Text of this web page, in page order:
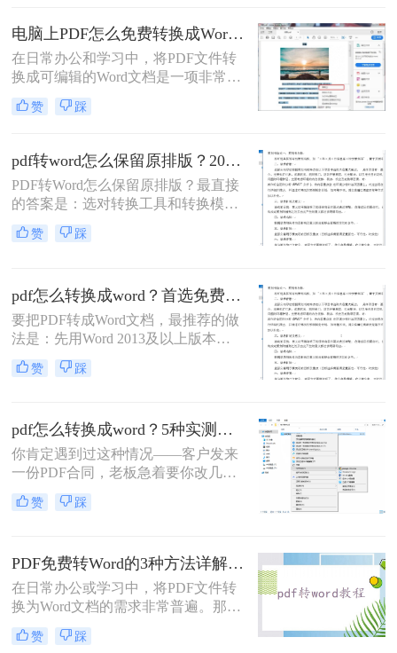
电脑上PDF怎么免费转换成Word？四种方法对比与实操指南（附详细表格）!
在日常办公和学习中，将PDF文件转
换成可编辑的Word文档是一项非常高
频的需求。PDF虽然版式固定、不易
篡改，但编辑修改较为困难，而Word
为了帮你快速选出最适合自己的转换
方式，下表汇总了四种主流免费方法
的核心差异：
赞 踩
pdf转word怎么保留原排版？2026最新实测，这5种方法从免费到专业全搞定！
PDF转Word怎么保留原排版？最直接
的答案是：选对转换工具和转换模式
——可编辑PDF优先用Word直接打开
或专业转换软件的“排版优先”模式，
排版错乱、表格移位、字体变样等问
题的核心原则。
赞 踩
pdf怎么转换成word？首选免费工具，复杂文件再上专业软件！
要把PDF转成Word文档，最推荐的做
法是：先用Word 2013及以上版本直
接打开PDF（免费、无损）、再用
Google Drive在线转换（免费、云
底。
赞 踩
pdf怎么转换成word？5种实测方法，从免费到专业全攻略！
你肯定遇到过这种情况——客户发来
一份PDF合同，老板急着要你改几个
字；老师上传的PDF课件，你想复制
一段做笔记；或者自己扫描的纸质文
者，“pdf怎么转换成word”绝对是高频
刚需。
赞 踩
PDF免费转Word的3种方法详解：复制粘贴、在线工具与Word内置转换效果对比！
在日常办公或学习中，将PDF文件转
换为Word文档的需求非常普遍。那么
pdf怎么免费转换成word文档呢？本文
将重点介绍三种免费且无需专业技能
赞 踩